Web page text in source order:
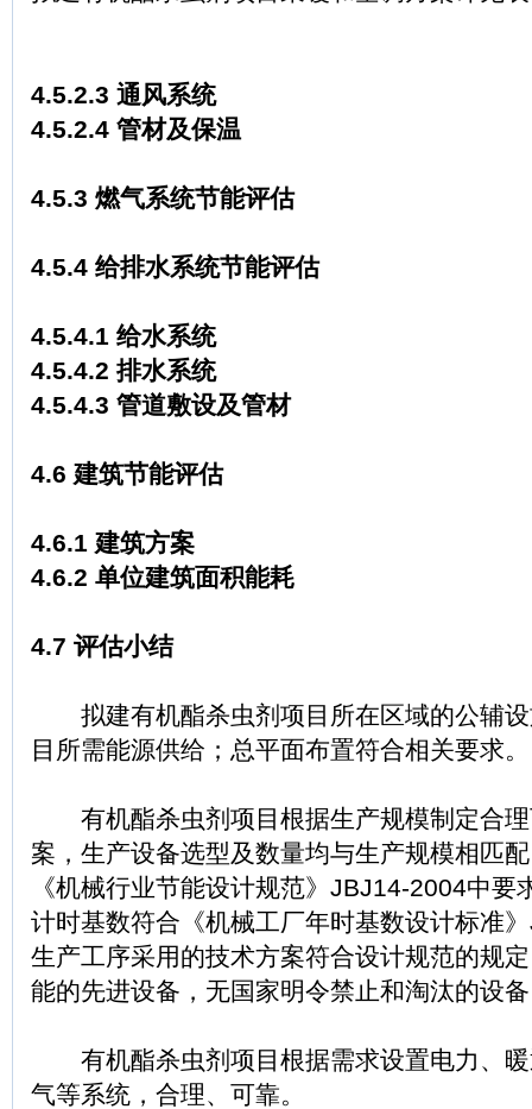
4.5.2.3 通风系统
4.5.2.4 管材及保温
4.5.3 燃气系统节能评估
4.5.4 给排水系统节能评估
4.5.4.1 给水系统
4.5.4.2 排水系统
4.5.4.3 管道敷设及管材
4.6 建筑节能评估
4.6.1 建筑方案
4.6.2 单位建筑面积能耗
4.7 评估小结
拟建有机酯杀虫剂项目所在区域的公辅设
目所需能源供给；总平面布置符合相关要求。
有机酯杀虫剂项目根据生产规模制定合理
案，生产设备选型及数量均与生产规模相匹
《机械行业节能设计规范》JBJ14-2004中要
计时基数符合《机械工厂年时基数设计标准
生产工序采用的技术方案符合设计规范的规
能的先进设备，无国家明令禁止和淘汰的设
有机酯杀虫剂项目根据需求设置电力、暖
气等系统，合理、可靠。